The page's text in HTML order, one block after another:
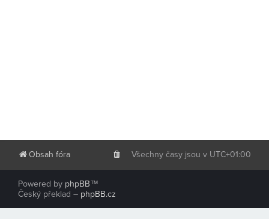
Obsah fóra Všechny časy jsou v UTC+01:00
Powered by phpBB™
Český překlad – phpBB.cz